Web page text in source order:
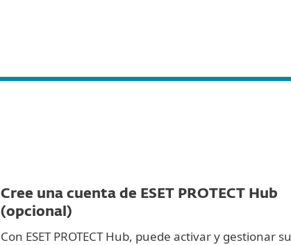
Cree una cuenta de ESET PROTECT Hub
(opcional)
Con ESET PROTECT Hub, puede activar y gestionar su